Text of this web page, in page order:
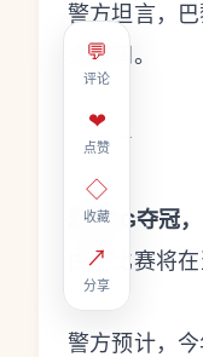
💬
评论
❤
点赞
◇
收藏
↗
分享
警方坦言，
会期间。
⸻
若PSG夺冠
由于比赛将
警方预计，